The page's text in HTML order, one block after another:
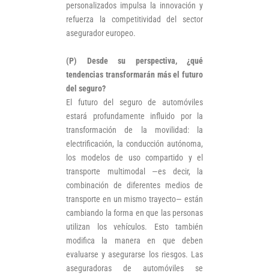
personalizados impulsa la innovación y
refuerza la competitividad del sector
asegurador europeo.
(P) Desde su perspectiva, ¿qué
tendencias transformarán más el futuro
del seguro?
El futuro del seguro de automóviles
estará profundamente influido por la
transformación de la movilidad: la
electrificación, la conducción autónoma,
los modelos de uso compartido y el
transporte multimodal —es decir, la
combinación de diferentes medios de
transporte en un mismo trayecto— están
cambiando la forma en que las personas
utilizan los vehículos. Esto también
modifica la manera en que deben
evaluarse y asegurarse los riesgos. Las
aseguradoras de automóviles se